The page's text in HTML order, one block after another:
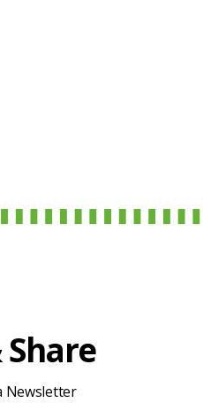
Share
Newsletter